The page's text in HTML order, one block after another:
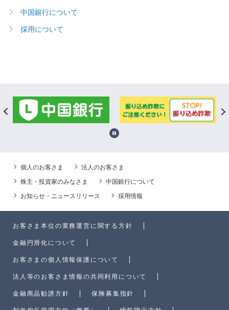
中国銀行について
採用について
個人のお客さま
法人のお客さま
株主・投資家のみなさま
中国銀行について
お知らせ・ニュースリリース
採用情報
お客さま本位の業務運営に関する方針
金融円滑化について
お客さまの個人情報保護について
法人等のお客さま情報の共同利用について
金融商品勧誘方針 保険募集指針